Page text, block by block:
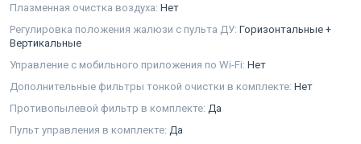
Плазменная очистка воздуха: Нет
Регулировка положения жалюзи с пульта ДУ: Горизонтальные +
Вертикальные
Управление с мобильного приложения по Wi-Fi: Нет
Дополнительные фильтры тонкой очистки в комплекте: Нет
Противопылевой фильтр в комплекте: Да
Пульт управления в комплекте: Да